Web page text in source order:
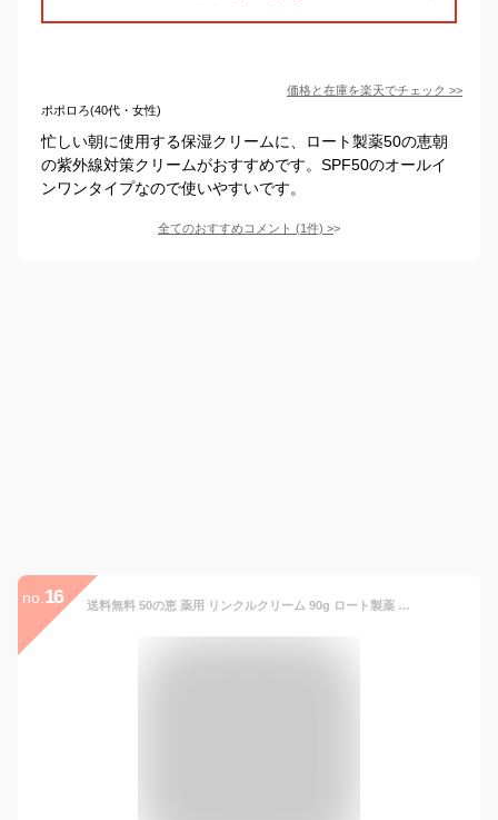
価格と在庫を楽天でチェック >>
ポポロろ(40代・女性)
忙しい朝に使用する保湿クリームに、ロート製薬50の恵朝
の紫外線対策クリームがおすすめです。SPF50のオールイ
ンワンタイプなので使いやすいです。
全てのおすすめコメント (1件) >
no. 16 送料無料 50の恵 薬用 リンクルクリーム 90g ロート製薬 乾燥 バイタルローズの香り 50代 コラーゲン ハリ オールインワン クリーム 高保湿 ジェル パック 医薬部外品 養潤 ジェルクリーム 朝晩のお手入れ シワ改善 全顔 べたつかない ユニセックス